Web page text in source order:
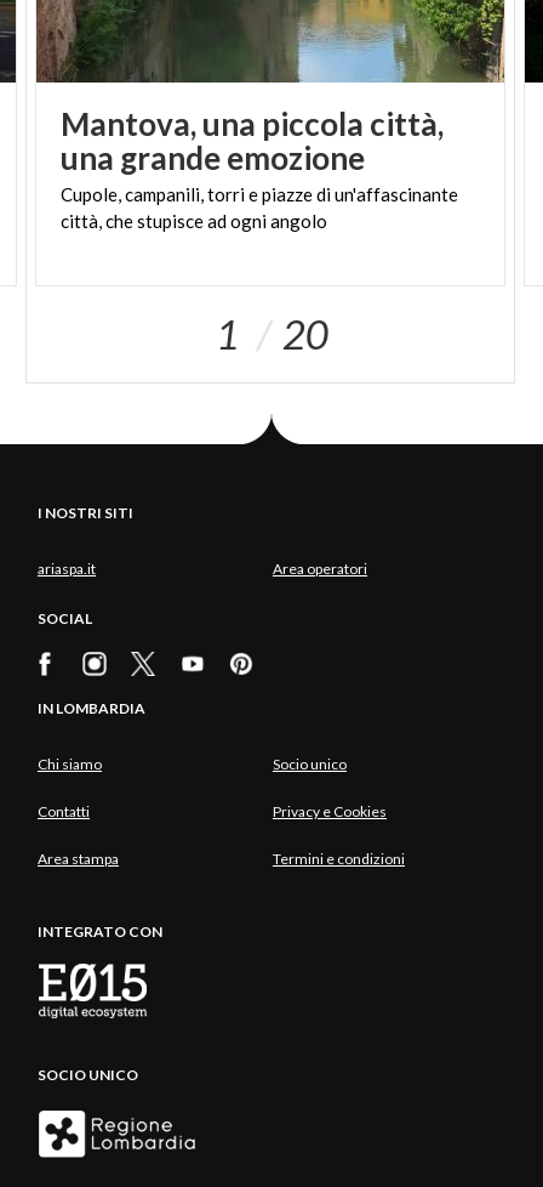
Mantova, una piccola città,
una grande emozione
Cupole,campanili,torriepiazzediun'affascinante
città,chestupisceadogniangolo
1 20
I NOSTRI SITI
ariaspa.it Area operatori
SOCIAL
IN LOMBARDIA
Chi siamo Socio unico
Contatti Privacy e Cookies
Area stampa Termini e condizioni
INTEGRATO CON
SOCIO UNICO